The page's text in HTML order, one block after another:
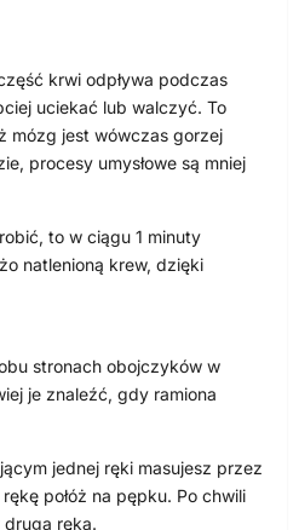
krwi odpływa podczas
uciekać lub walczyć. To
mózg jest wówczas gorzej
procesy umysłowe są mniej
to w ciągu 1 minuty
natlenioną krew, dzięki
stronach obojczyków w
je znaleźć, gdy ramiona
jednej ręki masujesz przez
połóż na pępku. Po chwili
ręką.